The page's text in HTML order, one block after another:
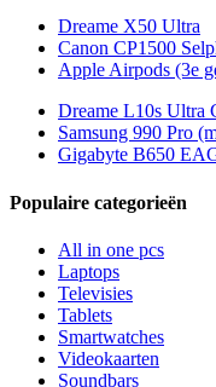
Dreame X50 Ultra
Canon CP1500
Apple Airpods (3e
Dreame L10s Ultra
Samsung 990 Pro
Gigabyte B650
Populaire categorieën
All in one pcs
Laptops
Televisies
Tablets
Smartwatches
Videokaarten
Soundbars